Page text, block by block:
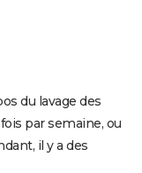
du lavage des
par semaine, ou
il y a des